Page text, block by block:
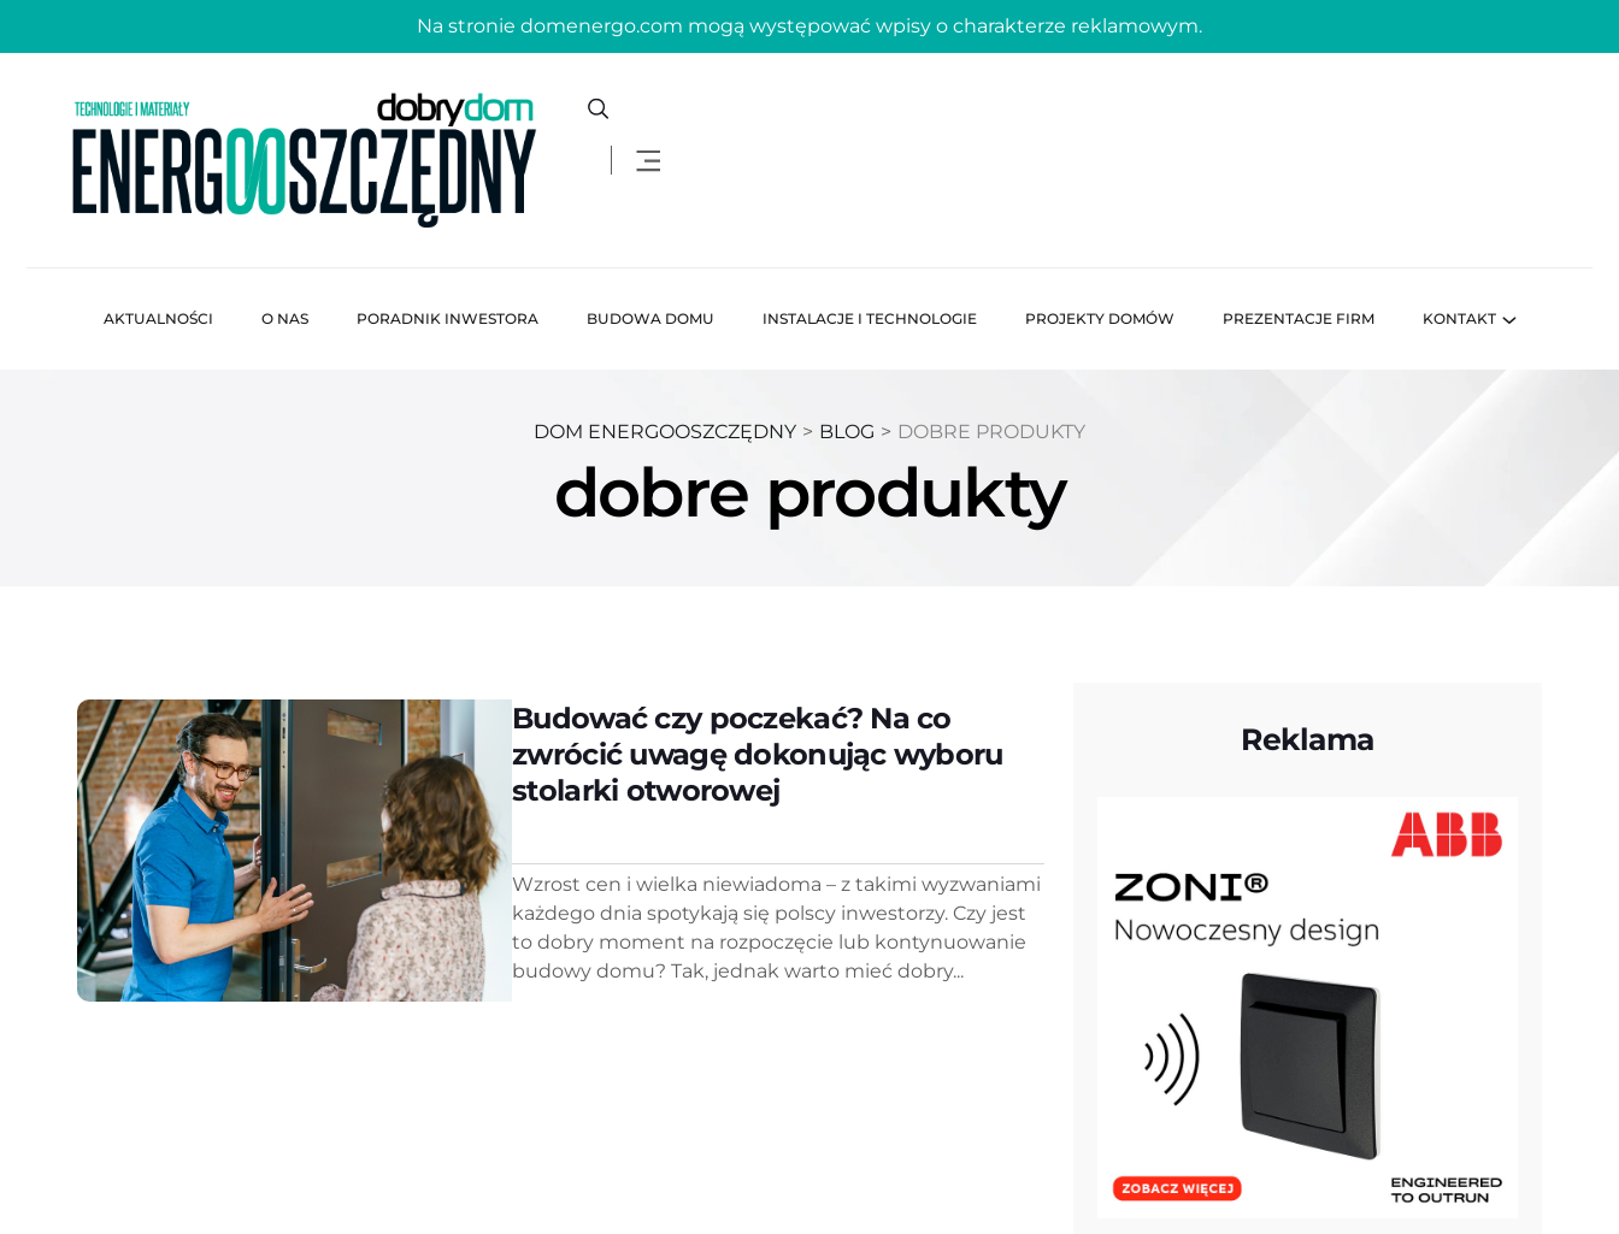
Na stronie domenergo.com mogą występować wpisy o charakterze reklamowym.
AKTUALNOŚCI O NAS PORADNIK INWESTORA BUDOWA DOMU INSTALACJE I TECHNOLOGIE PROJEKTY DOMÓW PREZENTACJE FIRM KONTAKT
DOM ENERGOOSZCZĘDNY > BLOG > DOBRE PRODUKTY
dobre produkty
Budować czy poczekać? Na co
zwrócić uwagę dokonując wyboru
stolarki otworowej
Wzrost cen i wielka niewiadoma – z takimi wyzwaniami
każdego dnia spotykają się polscy inwestorzy. Czy jest
to dobry moment na rozpoczęcie lub kontynuowanie
budowy domu? Tak, jednak warto mieć dobry...
Reklama